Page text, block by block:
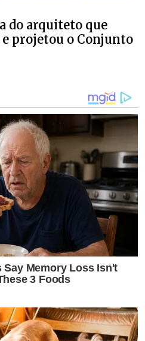
do arquiteto que
projetou o Conjunto